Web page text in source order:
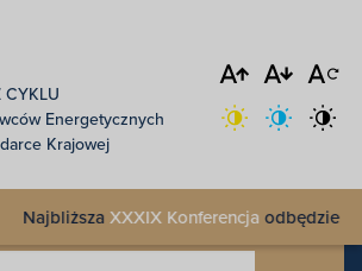
CYKLU
Energetycznych
Krajowej
NajbliższaXXXIX Konferencjaodbędzie się